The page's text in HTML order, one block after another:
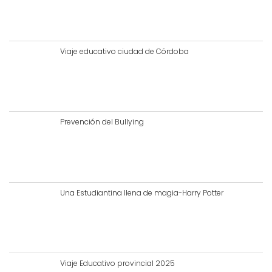
Viaje educativo ciudad de Córdoba
Prevención del Bullying
Una Estudiantina llena de magia-Harry Potter
Viaje Educativo provincial 2025